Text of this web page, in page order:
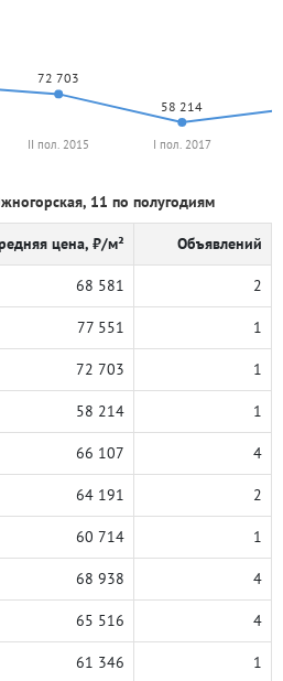
72 703
58 214
II пол. 2015 I пол. 2017
11 по полугодиям
цена, ₽/м² Объявлений
68 581 2
77 551 1
72 703 1
58 214 1
66 107 4
64 191 2
60 714 1
68 938 4
65 516 4
61 346 1